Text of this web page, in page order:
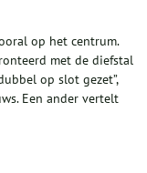
op het centrum.
met de diefstal
op slot gezet”,
Een ander vertelt